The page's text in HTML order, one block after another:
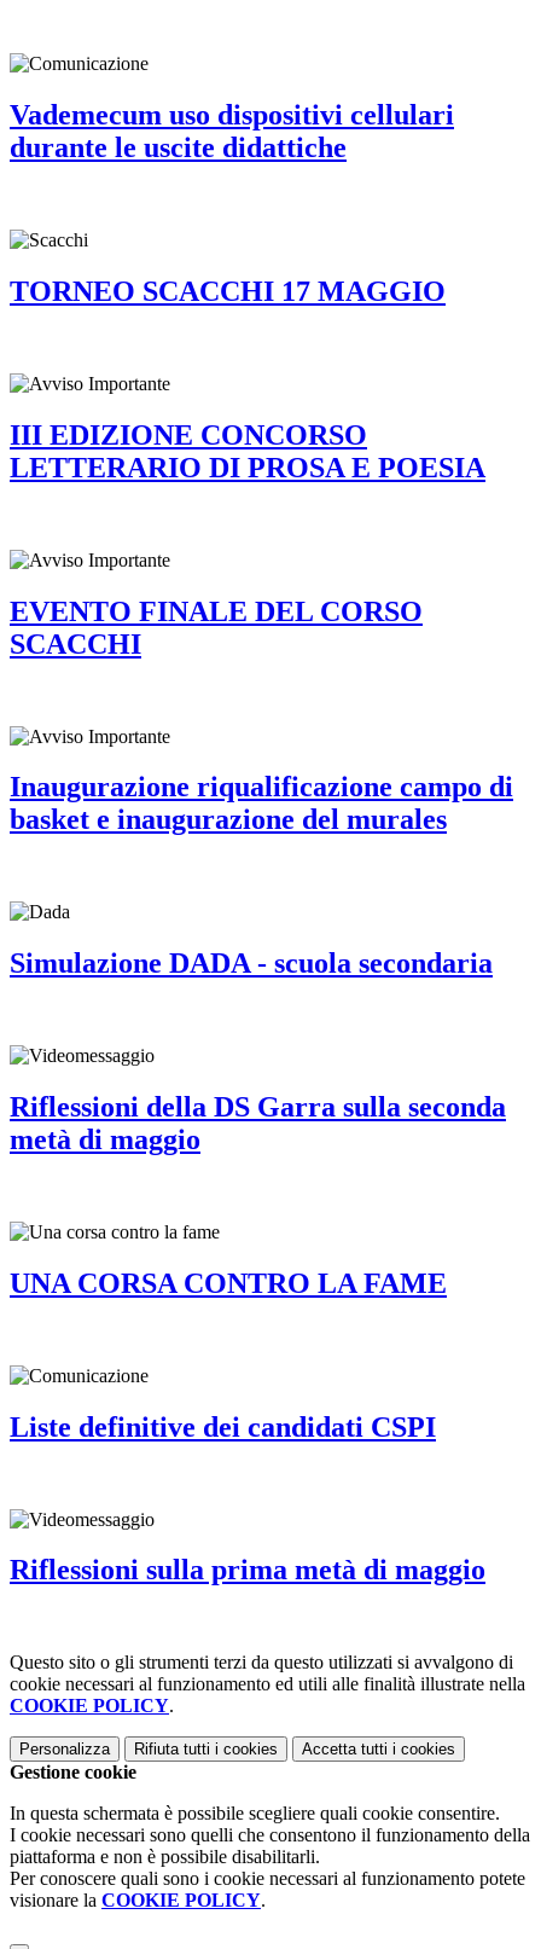
Vademecum uso dispositivi cellulari
durante le uscite didattiche
TORNEO SCACCHI 17 MAGGIO
III EDIZIONE CONCORSO
LETTERARIO DI PROSA E POESIA
EVENTO FINALE DEL CORSO
SCACCHI
Inaugurazione riqualificazione campo di
basket e inaugurazione del murales
Simulazione DADA - scuola secondaria
Riflessioni della DS Garra sulla seconda
metà di maggio
UNA CORSA CONTRO LA FAME
Liste definitive dei candidati CSPI
Riflessioni sulla prima metà di maggio
Questo sito o gli strumenti terzi da questo utilizzati si avvalgono di
cookie necessari al funzionamento ed utili alle finalità illustrate nella
COOKIE POLICY.
Personalizza Rifiuta tutti i cookies Accetta tutti i cookies
Gestione cookie
In questa schermata è possibile scegliere quali cookie consentire.
I cookie necessari sono quelli che consentono il funzionamento della
piattaforma e non è possibile disabilitarli.
Per conoscere quali sono i cookie necessari al funzionamento potete
visionare la COOKIE POLICY.